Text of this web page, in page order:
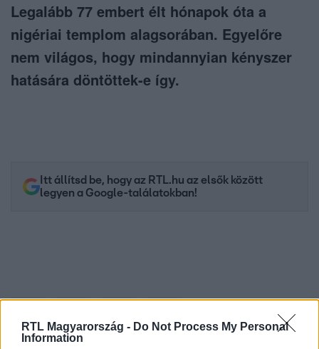
RTL Magyarország - Do Not Process My Personal
Information
Legalább 77 embert élt hónapok óta a
nigériai templom alagsorában. Egyelőre
nem világos, hogy mindannyian kényszer
hatására döntöttek-e így.
Itt állítsd be, hogy az RTL.hu az elsők között
legyen a Google-találatokban!